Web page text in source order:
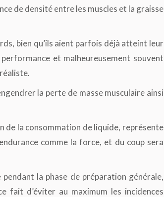
de densité entre les muscles et la graisse
bien qu’ils aient parfois déjà atteint leur
et malheureusement souvent
la perte de masse musculaire ainsi
la consommation de liquide, représente
comme la force, et du coup sera
la phase de préparation générale,
fait d’éviter au maximum les incidences